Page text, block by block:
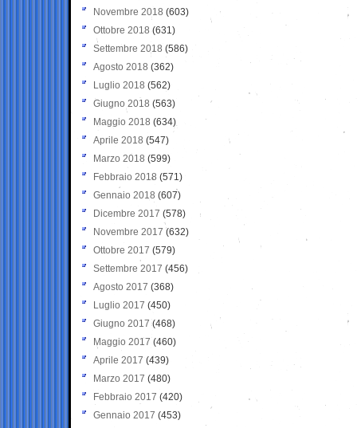
Novembre 2018 (603)
Ottobre 2018 (631)
Settembre 2018 (586)
Agosto 2018 (362)
Luglio 2018 (562)
Giugno 2018 (563)
Maggio 2018 (634)
Aprile 2018 (547)
Marzo 2018 (599)
Febbraio 2018 (571)
Gennaio 2018 (607)
Dicembre 2017 (578)
Novembre 2017 (632)
Ottobre 2017 (579)
Settembre 2017 (456)
Agosto 2017 (368)
Luglio 2017 (450)
Giugno 2017 (468)
Maggio 2017 (460)
Aprile 2017 (439)
Marzo 2017 (480)
Febbraio 2017 (420)
Gennaio 2017 (453)